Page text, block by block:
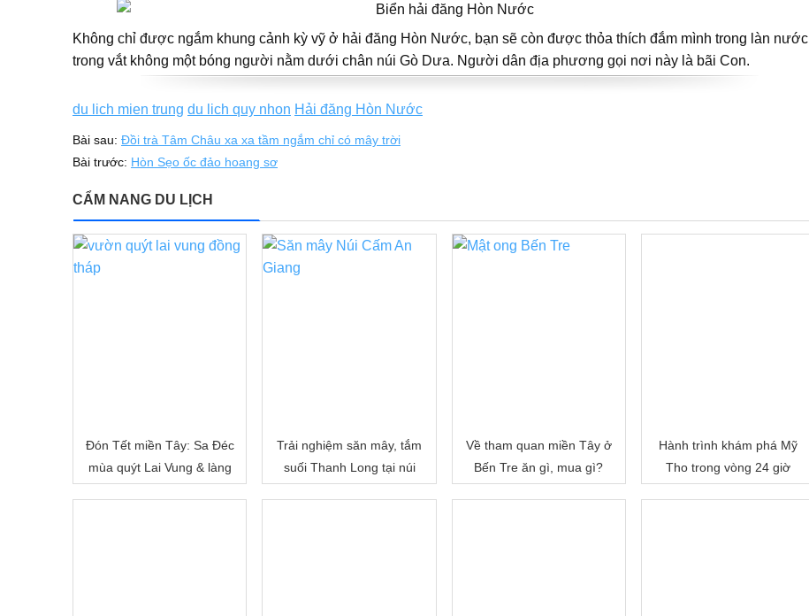
Không chỉ được ngắm khung cảnh kỳ vỹ ở hải đăng Hòn Nước, bạn sẽ còn được thỏa thích đắm mình trong làn nước
trong vắt không một bóng người nằm dưới chân núi Gò Dưa. Người dân địa phương gọi nơi này là bãi Con.
du lich mien trung du lich quy nhon Hải đăng Hòn Nước
Bài sau: Đồi trà Tâm Châu xa xa tầm ngắm chỉ có mây trời
Bài trước: Hòn Sẹo ốc đảo hoang sơ
CẨM NANG DU LỊCH
Đón Tết miền Tây: Sa Đéc
mùa quýt Lai Vung & làng
Trải nghiệm săn mây, tắm
suối Thanh Long tại núi
Về tham quan miền Tây ở
Bến Tre ăn gì, mua gì?
Hành trình khám phá Mỹ
Tho trong vòng 24 giờ